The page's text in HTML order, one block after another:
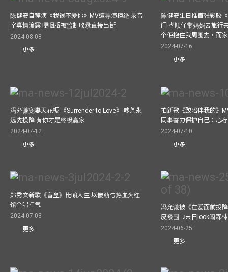
陈健安自荐演《我很不爱你》MV遭导演拒绝 录音
室真情流露 哽咽版被监制收录直接出街
2024-08-08
更多
陈健安生日推首张彩胶
门 孝顺仔带妈妈去旅行
个佢抱住我周围去，而
2024-07-16
更多
冯允谦宠妻天花板 《Surrender to Love》 吵架永
远先投降 有你才是终极赢家
2024-07-12
更多
拍新歌《致陪伴我的》
同事奋力保护自己：心
2024-07-10
更多
郑秀文新歌《盲盒》比喻人生 以傻劲与热血为红
馆个唱打气
2024-07-03
更多
冯允谦被《在爱面前投
皮褛围巾末日look闯森
2024-06-25
更多